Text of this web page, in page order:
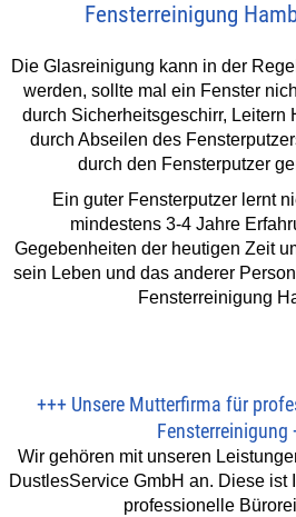
Fensterreinigung
Die Glasreinigung kann in der
werden, sollte mal ein Fenster
durch Sicherheitsgeschirr, Leitern
durch Abseilen des
durch den Fensterputzer
Ein guter Fensterputzer lernt
mindestens 3-4 Jahre
Gegebenheiten der heutigen Zeit
sein Leben und das anderer
Fensterreinigung
+++Unsere Mutterfirma für
Fensterreinigung
Wir gehören mit unseren
DustlesService GmbH an. Diese ist
professionelle